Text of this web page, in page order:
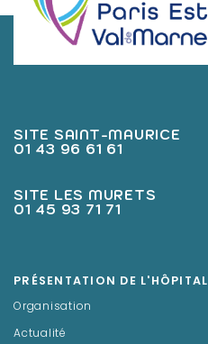
SITE SAINT-MAURICE
01 43 96 61 61
SITE LES MURETS
01 45 93 71 71
PRÉSENTATION DE L'HÔPITAL
Organisation
Actualité